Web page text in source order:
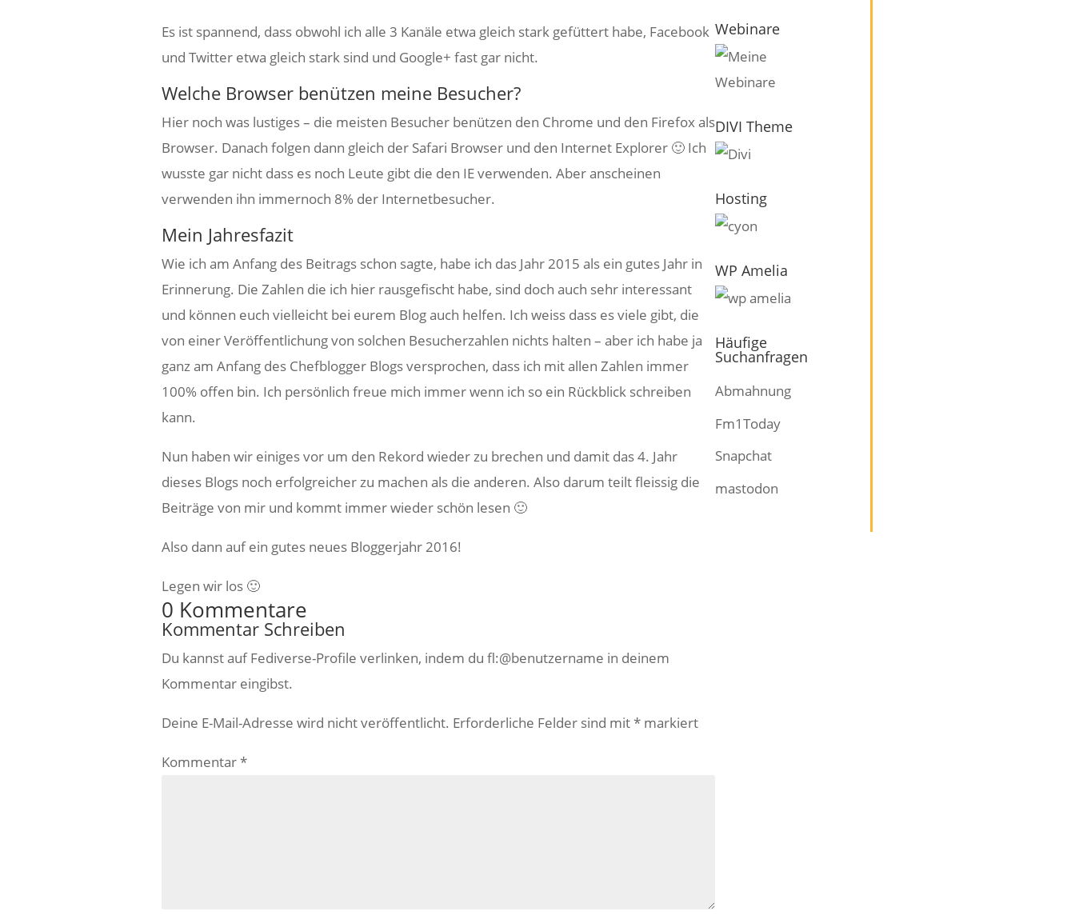
Es ist spannend, dass obwohl ich alle 3 Kanäle etwa gleich stark gefüttert habe, Facebook
und Twitter etwa gleich stark sind und Google+ fast gar nicht.
Welche Browser benützen meine Besucher?
Hier noch was lustiges – die meisten Besucher benützen den Chrome und den Firefox als
Browser. Danach folgen dann gleich der Safari Browser und den Internet Explorer 🙂 Ich
wusste gar nicht dass es noch Leute gibt die den IE verwenden. Aber anscheinen
verwenden ihn immernoch 8% der Internetbesucher.
Mein Jahresfazit
Wie ich am Anfang des Beitrags schon sagte, habe ich das Jahr 2015 als ein gutes Jahr in
Erinnerung. Die Zahlen die ich hier rausgefischt habe, sind doch auch sehr interessant
und können euch vielleicht bei eurem Blog auch helfen. Ich weiss dass es viele gibt, die
von einer Veröffentlichung von solchen Besucherzahlen nichts halten – aber ich habe ja
ganz am Anfang des Chefblogger Blogs versprochen, dass ich mit allen Zahlen immer
100% offen bin. Ich persönlich freue mich immer wenn ich so ein Rückblick schreiben
kann.
Nun haben wir einiges vor um den Rekord wieder zu brechen und damit das 4. Jahr
dieses Blogs noch erfolgreicher zu machen als die anderen. Also darum teilt fleissig die
Beiträge von mir und kommt immer wieder schön lesen 🙂
Also dann auf ein gutes neues Bloggerjahr 2016!
Legen wir los 🙂
0 Kommentare
Kommentar Schreiben
Du kannst auf Fediverse-Profile verlinken, indem du fl:@benutzername in deinem
Kommentar eingibst.
Deine E-Mail-Adresse wird nicht veröffentlicht. Erforderliche Felder sind mit*markiert
Kommentar*
Webinare
DIVI Theme
Hosting
WP Amelia
Häufige
Suchanfragen
Abmahnung
Fm1Today
Snapchat
mastodon